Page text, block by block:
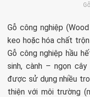
Gỗ công nghiệp
keo hoặc hóa chất
Gỗ công nghiệp hầu
sinh, cành – ngọn
được sử dụng nhiều
thiện với môi trường